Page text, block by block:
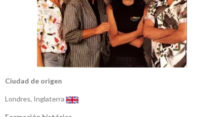
Ciudad de origen
Londres, Inglaterra